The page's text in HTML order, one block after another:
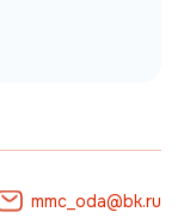
mmc_oda@bk.ru